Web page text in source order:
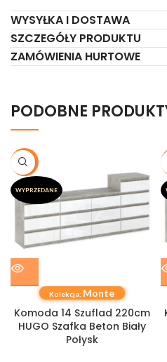
WYSYŁKA I DOSTAWA
SZCZEGÓŁY PRODUKTU
ZAMÓWIENIA HURTOWE
PODOBNE
-20%
WYPRZEDANE
Kolekcja: Monte
Komoda 14 Szuflad 220cm
HUGO Szafka Beton Biały
Połysk